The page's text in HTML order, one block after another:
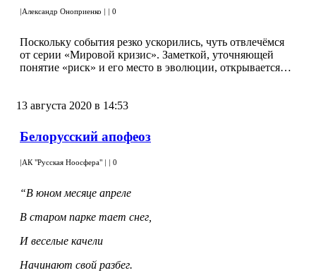
|Александр Оноприенко | | 0
Поскольку события резко ускорились, чуть отвлечёмся
от серии «Мировой кризис». Заметкой, уточняющей
понятие «риск» и его место в эволюции, открывается…
13 августа 2020 в 14:53
Белорусский апофеоз
|АК "Русская Ноосфера" | | 0
“В юном месяце апреле
В старом парке тает снег,
И веселые качели
Начинают свой разбег.